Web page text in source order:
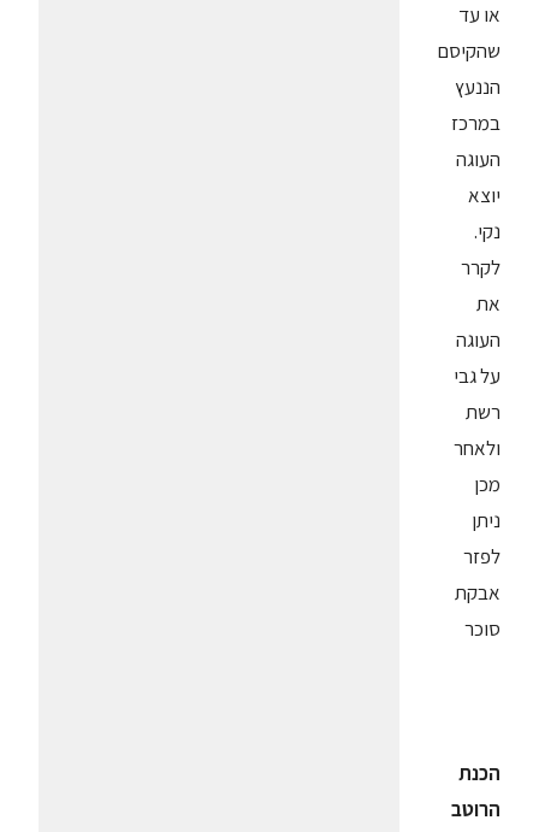
או עד
שהקיסם
הננעץ
במרכז
העוגה
יוצא
נקי.
לקרר
את
העוגה
על גבי
רשת
ולאחר
מכן
ניתן
לפזר
אבקת
סוכר
הכנת
הרוטב